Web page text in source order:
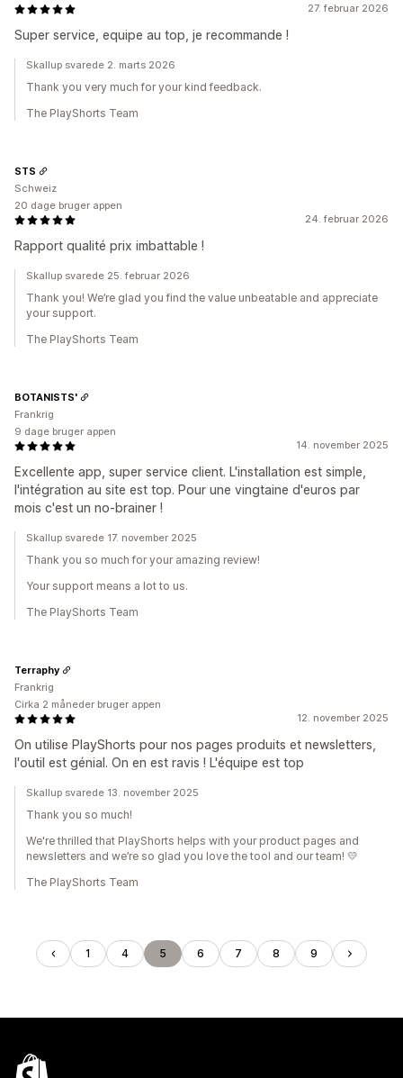
27. februar 2026
Super service, equipe au top, je recommande !
Skallup svarede 2. marts 2026
Thank you very much for your kind feedback.
The PlayShorts Team
24. februar 2026
Rapport qualité prix imbattable !
STS
Schweiz
20 dage bruger appen
Skallup svarede 25. februar 2026
Thank you! We’re glad you find the value unbeatable and appreciate
your support.
The PlayShorts Team
14. november 2025
Excellente app, super service client. L'installation est simple,
l'intégration au site est top. Pour une vingtaine d'euros par
mois c'est un no-brainer !
BOTANISTS'
Frankrig
9 dage bruger appen
Skallup svarede 17. november 2025
Thank you so much for your amazing review!
Your support means a lot to us.
The PlayShorts Team
12. november 2025
On utilise PlayShorts pour nos pages produits et newsletters,
l'outil est génial. On en est ravis ! L'équipe est top
Terraphy
Frankrig
Cirka 2 måneder bruger appen
Skallup svarede 13. november 2025
Thank you so much!
We're thrilled that PlayShorts helps with your product pages and
newsletters and we’re so glad you love the tool and our team! 💛
The PlayShorts Team
1 4 5 6 7 8 9